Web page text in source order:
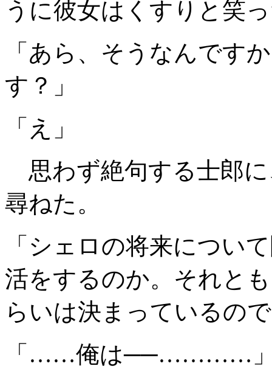
うに彼女はくすりと笑
「あら、そうなんです
す？」
「え」
思わず絶句する士郎
尋ねた。
「シェロの将来につい
活をするのか。それと
らいは決まっているの
「……俺は──…………